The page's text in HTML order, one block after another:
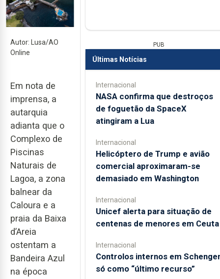
Autor: Lusa/AO
Online
Em nota de
imprensa, a
autarquia
adianta que o
Complexo de
Piscinas
Naturais de
Lagoa, a zona
balnear da
Caloura e a
praia da Baixa
d’Areia
ostentam a
Bandeira Azul
na época
PUB
Últimas Notícias
Internacional
NASA confirma que destroços
de foguetão da SpaceX
atingiram a Lua
Internacional
Helicóptero de Trump e avião
comercial aproximaram-se
demasiado em Washington
Internacional
Unicef alerta para situação de
centenas de menores em Ceuta
Internacional
Controlos internos em
só como “último recurso”